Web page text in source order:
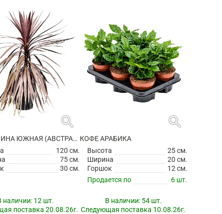
search
КОРДИЛИНА ЮЖНАЯ (АВСТРАЛИЙСКАЯ) РЕД СТАР
120 см.
75 см.
30 см.
наличии: 12 шт.
поставка 20.08.26г.
search
КОФЕ АРАБИКА
Высота
25 см.
Ширина
20 см.
Горшок
12 см.
Продается по
6 шт.
В наличии: 54 шт.
Следующая поставка 10.08.26г.